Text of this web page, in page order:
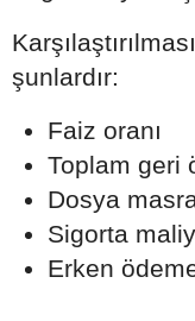
şunlardır:
Faiz oranı
Toplam geri
Dosya
Sigorta
Erken